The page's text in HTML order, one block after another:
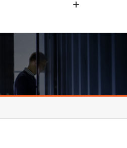
호남권연구본부
기획본부